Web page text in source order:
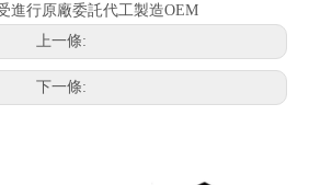
進行原廠委託代工製造OEM
上一條:
下一條: